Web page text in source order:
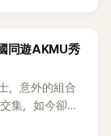
國同遊AKMU秀
，意外的組合
集，如今卻一
是怎麼認識